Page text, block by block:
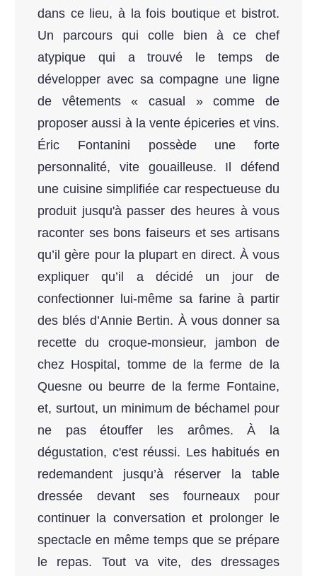
dans ce lieu, à la fois boutique et bistrot.
Un parcours qui colle bien à ce chef
atypique qui a trouvé le temps de
développer avec sa compagne une ligne
de vêtements « casual » comme de
proposer aussi à la vente épiceries et vins.
Éric Fontanini possède une forte
personnalité, vite gouailleuse. Il défend
une cuisine simplifiée car respectueuse du
produit jusqu'à passer des heures à vous
raconter ses bons faiseurs et ses artisans
qu’il gère pour la plupart en direct. À vous
expliquer qu’il a décidé un jour de
confectionner lui-même sa farine à partir
des blés d’Annie Bertin. À vous donner sa
recette du croque-monsieur, jambon de
chez Hospital, tomme de la ferme de la
Quesne ou beurre de la ferme Fontaine,
et, surtout, un minimum de béchamel pour
ne pas étouffer les arômes. À la
dégustation, c'est réussi. Les habitués en
redemandent jusqu’à réserver la table
dressée devant ses fourneaux pour
continuer la conversation et prolonger le
spectacle en même temps que se prépare
le repas. Tout va vite, des dressages